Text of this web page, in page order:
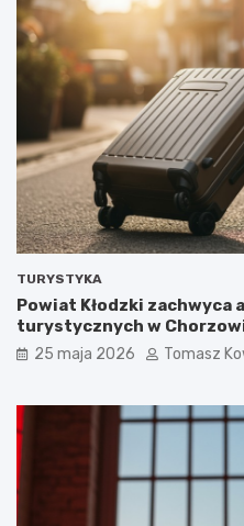
TURYSTYKA
Powiat Kłodzki zachwyca
turystycznych w
25 maja 2026 Tomasz